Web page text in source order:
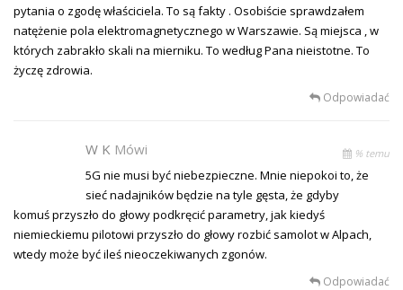
pytania o zgodę właściciela. To są fakty . Osobiście sprawdzałem
natężenie pola elektromagnetycznego w Warszawie. Są miejsca , w
których zabrakło skali na mierniku. To według Pana nieistotne. To
życzę zdrowia.
Odpowiadać
W K Mówi % temu
5G nie musi być niebezpieczne. Mnie niepokoi to, że
sieć nadajników będzie na tyle gęsta, że gdyby
komuś przyszło do głowy podkręcić parametry, jak kiedyś
niemieckiemu pilotowi przyszło do głowy rozbić samolot w Alpach,
wtedy może być ileś nieoczekiwanych zgonów.
Odpowiadać